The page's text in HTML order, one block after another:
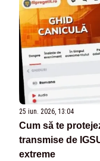
25 iun. 2026, 13:04
Cum să te
transmise de
extreme